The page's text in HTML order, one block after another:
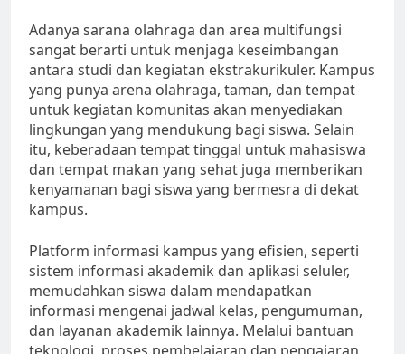
Adanya sarana olahraga dan area multifungsi
sangat berarti untuk menjaga keseimbangan
antara studi dan kegiatan ekstrakurikuler. Kampus
yang punya arena olahraga, taman, dan tempat
untuk kegiatan komunitas akan menyediakan
lingkungan yang mendukung bagi siswa. Selain
itu, keberadaan tempat tinggal untuk mahasiswa
dan tempat makan yang sehat juga memberikan
kenyamanan bagi siswa yang bermesra di dekat
kampus.
Platform informasi kampus yang efisien, seperti
sistem informasi akademik dan aplikasi seluler,
memudahkan siswa dalam mendapatkan
informasi mengenai jadwal kelas, pengumuman,
dan layanan akademik lainnya. Melalui bantuan